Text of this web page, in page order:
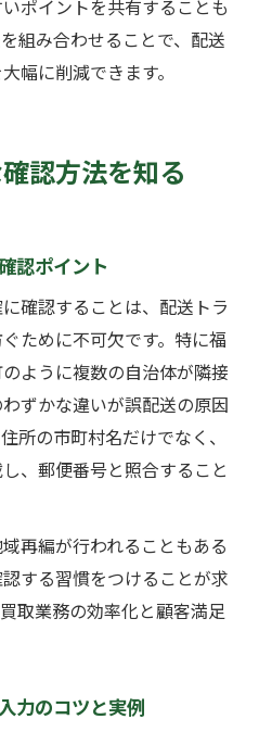
ポイントを共有することも
組み合わせることで、配送
幅に削減できます。
認方法を知る
認ポイント
確認することは、配送トラ
ために不可欠です。特に福
ように複数の自治体が隣接
ずかな違いが誤配送の原因
所の市町村名だけでなく、
、郵便番号と照合すること
再編が行われることもある
する習慣をつけることが求
取業務の効率化と顧客満足
力のコツと実例